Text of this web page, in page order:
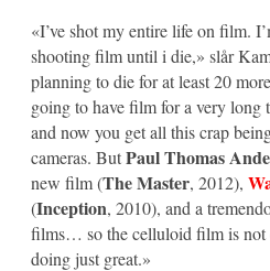
«I’ve shot my entire life on film.
shooting film until i die,» slår
planning to die for at least 20
going to have film for a very long
and now you get all this crap
cameras. ButPaul Thomas
new film (The Master, 2012),
(Inception, 2010), and a
films… so the celluloid film is not
doing just great.»